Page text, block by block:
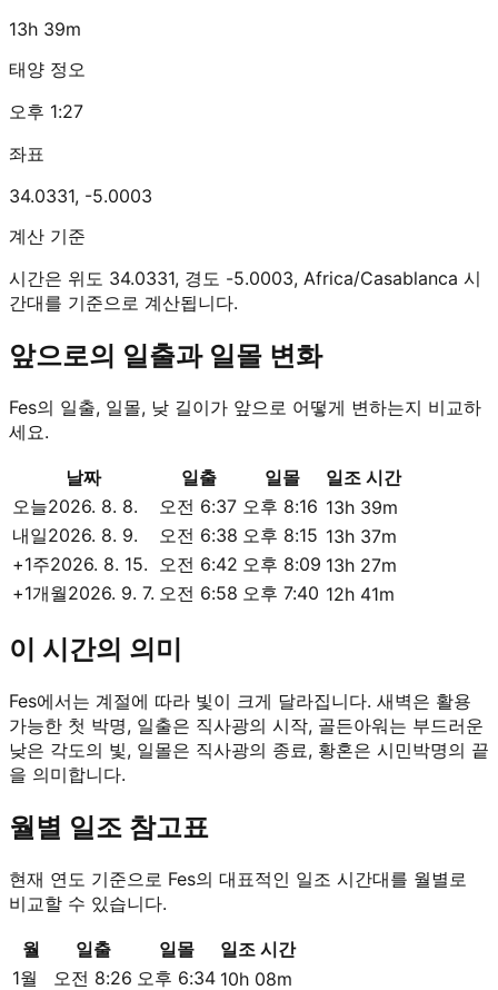
13h 39m
태양 정오
오후 1:27
좌표
34.0331, -5.0003
계산 기준
시간은 위도 34.0331, 경도 -5.0003, Africa/Casablanca 시
간대를 기준으로 계산됩니다.
앞으로의 일출과 일몰 변화
Fes의 일출, 일몰, 낮 길이가 앞으로 어떻게 변하는지 비교하
세요.
날짜 일출 일몰
일조 시간
오늘2026. 8. 8. 오전 6:37 오후 8:16 13h 39m
내일2026. 8. 9. 오전 6:38 오후 8:15 13h 37m
+1주2026. 8. 15. 오전 6:42 오후 8:09 13h 27m
+1개월2026. 9. 7. 오전 6:58 오후 7:40 12h 41m
이 시간의 의미
Fes에서는 계절에 따라 빛이 크게 달라집니다. 새벽은 활용
가능한 첫 박명, 일출은 직사광의 시작, 골든아워는 부드러운
낮은 각도의 빛, 일몰은 직사광의 종료, 황혼은 시민박명의 끝
을 의미합니다.
월별 일조 참고표
현재 연도 기준으로 Fes의 대표적인 일조 시간대를 월별로
비교할 수 있습니다.
월 일출 일몰
일조 시간
1월
오전 8:26 오후 6:34 10h 08m